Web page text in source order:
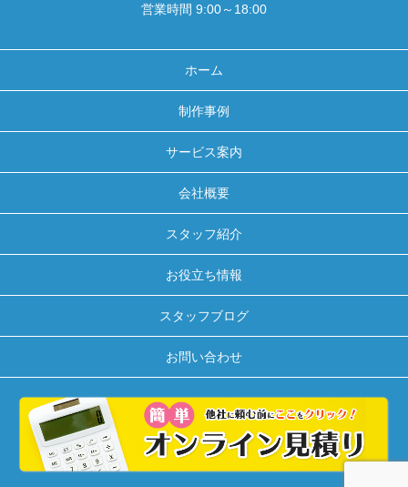
営業時間 9:00～18:00
ホーム
制作事例
サービス案内
会社概要
スタッフ紹介
お役立ち情報
スタッフブログ
お問い合わせ